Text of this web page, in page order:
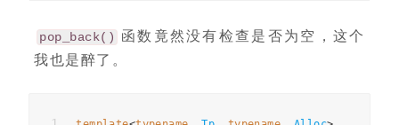
pop_back()
函数竟然没有检查是否为空，这个
我也是醉了。